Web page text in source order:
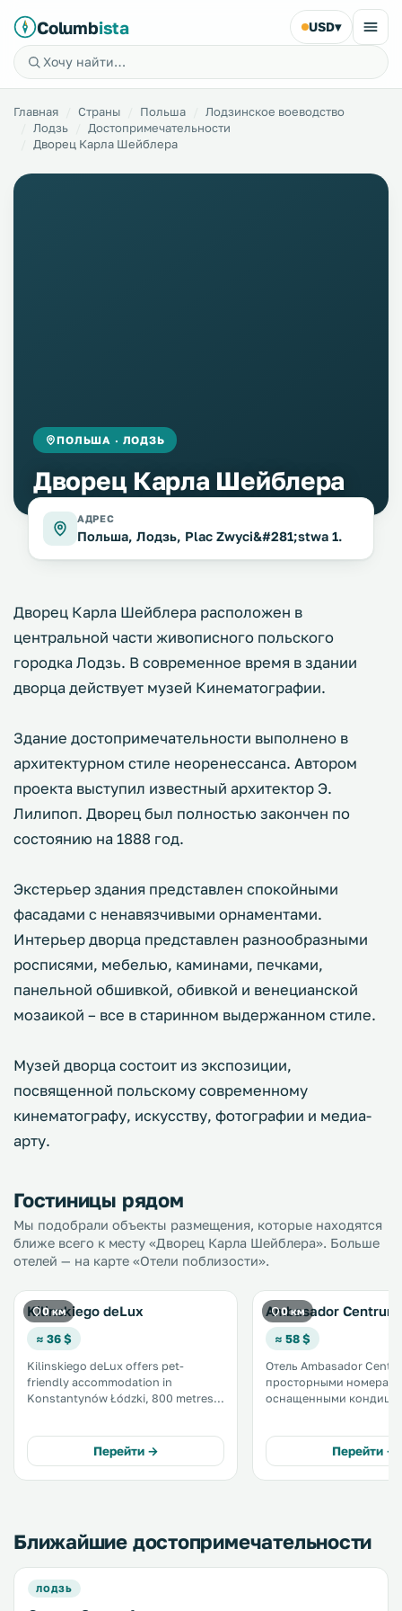
Columbista USD▾
Главная Страны Польша
Лодзинское воеводство
Лодзь
Достопримечательности
Дворец Карла Шейблера
ПОЛЬША · ЛОДЗЬ
Дворец Карла Шейблера
АДРЕС
Польша, Лодзь, Plac Zwyci&#281;stwa 1.
Дворец Карла Шейблера расположен в
центральной части живописного польского
городка Лодзь. В современное время в здании
дворца действует музей Кинематографии.
Здание достопримечательности выполнено в
архитектурном стиле неоренессанса. Автором
проекта выступил известный архитектор Э.
Лилипоп. Дворец был полностью закончен по
состоянию на 1888 год.
Экстерьер здания представлен спокойными
фасадами с ненавязчивыми орнаментами.
Интерьер дворца представлен разнообразными
росписями, мебелью, каминами, печками,
панельной обшивкой, обивкой и венецианской
мозаикой – все в старинном выдержанном стиле.
Музей дворца состоит из экспозиции,
посвященной польскому современному
кинематографу, искусству, фотографии и медиа-
арту.
Гостиницы рядом
Мы подобрали объекты размещения, которые находятся
ближе всего к месту «Дворец Карла Шейблера». Больше
отелей — на карте «Отели поблизости».
0 км
Kilinskiego deLux
≈ 36 $
Kilinskiego deLux offers pet-
friendly accommodation in
Konstantynów Łódzki, 800 metres
private parking is featured. Free WiFi
is offered . .
Перейти →
0 км
Ambasador Centrum
≈ 58 $
Отель Ambasador
просторными
оснащенными
бесплатный WiFi и
бесплатного
отдыха. .
Перейти →
Ближайшие достопримечательности
ЛОДЗЬ